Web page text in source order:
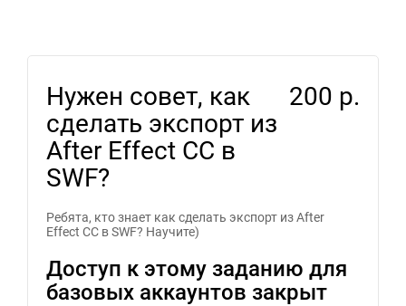
Нужен совет, как
сделать экспорт из
After Effect CC в
SWF?
200 р.
Ребята, кто знает как сделать экспорт из After
Effect CC в SWF? Научите)
Доступ к этому заданию для
базовых аккаунтов закрыт